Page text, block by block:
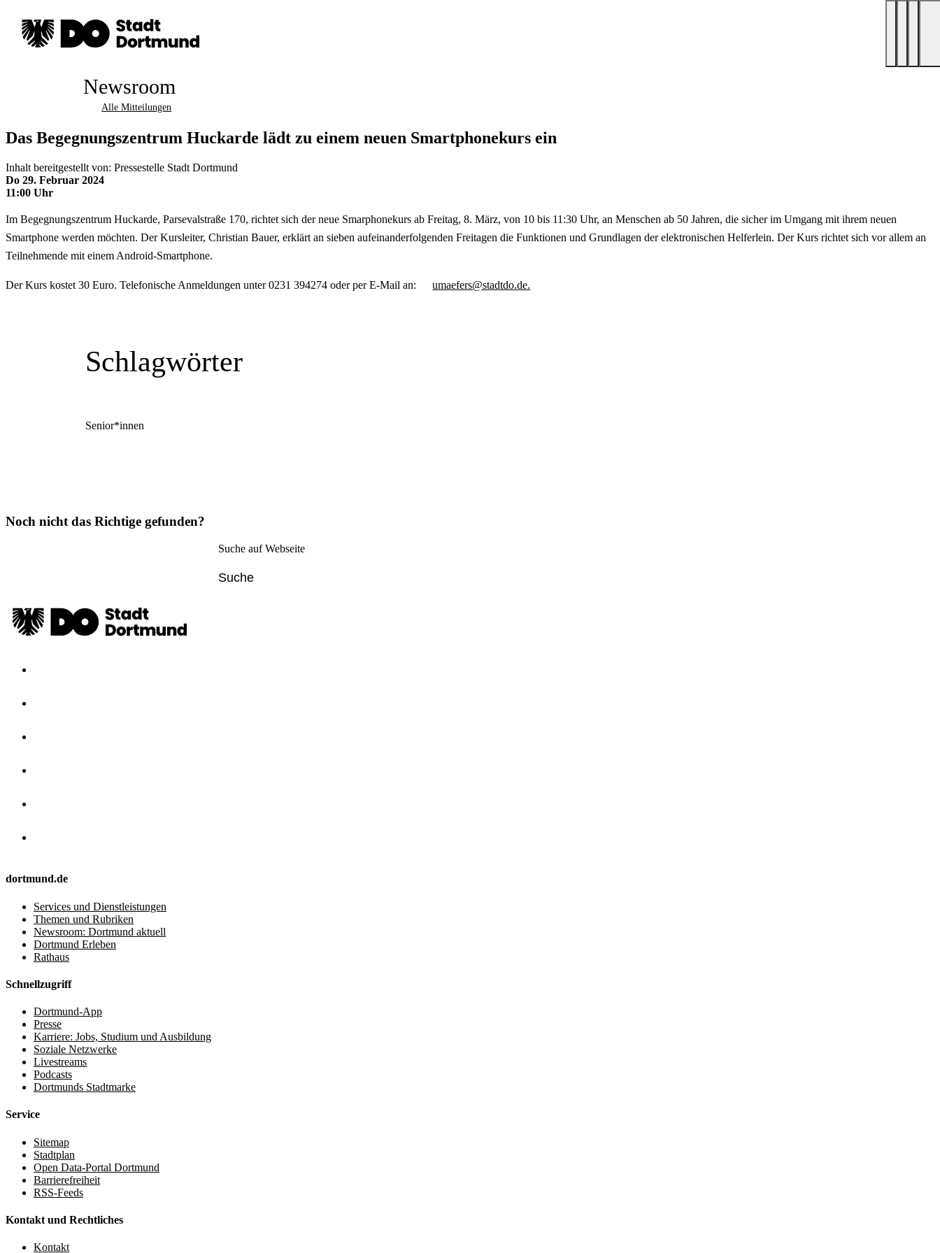
Newsroom
Alle Mitteilungen
Das Begegnungszentrum Huckarde lädt zu einem neuen Smartphonekurs ein
Inhalt bereitgestellt von: Pressestelle Stadt Dortmund
Do 29. Februar 2024
11:00 Uhr
Im Begegnungszentrum Huckarde, Parsevalstraße 170, richtet sich der neue Smarphonekurs ab Freitag, 8. März, von 10 bis 11:30 Uhr, an Menschen ab 50 Jahren, die sicher im Umgang mit ihrem neuen
Smartphone werden möchten. Der Kursleiter, Christian Bauer, erklärt an sieben aufeinanderfolgenden Freitagen die Funktionen und Grundlagen der elektronischen Helferlein. Der Kurs richtet sich vor allem an
Teilnehmende mit einem Android-Smartphone.
Der Kurs kostet 30 Euro. Telefonische Anmeldungen unter 0231 394274 oder per E-Mail an: umaefers@stadtdo.de.
Schlagwörter
Senior*innen
Noch nicht das Richtige gefunden?
Suche auf Webseite
dortmund.de
Services und Dienstleistungen
Themen und Rubriken
Newsroom: Dortmund aktuell
Dortmund Erleben
Rathaus
Schnellzugriff
Dortmund-App
Presse
Karriere: Jobs, Studium und Ausbildung
Soziale Netzwerke
Livestreams
Podcasts
Dortmunds Stadtmarke
Service
Sitemap
Stadtplan
Open Data-Portal Dortmund
Barrierefreiheit
RSS-Feeds
Kontakt und Rechtliches
Kontakt